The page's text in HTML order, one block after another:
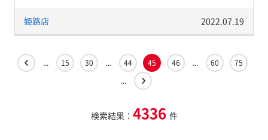
姫路店 2022.07.19
... 15 30 ... 44 45 46 ... 60
75
...
検索結果： 4336 件